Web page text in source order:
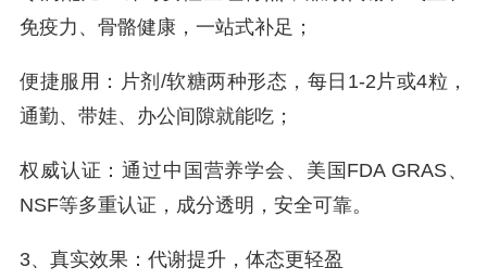
免疫力、骨骼健康，一站式补足；
便捷服用：片剂/软糖两种形态，每日1-2片或4粒，
通勤、带娃、办公间隙就能吃；
权威认证：通过中国营养学会、美国FDA GRAS、
NSF等多重认证，成分透明，安全可靠。
3、真实效果：代谢提升，体态更轻盈